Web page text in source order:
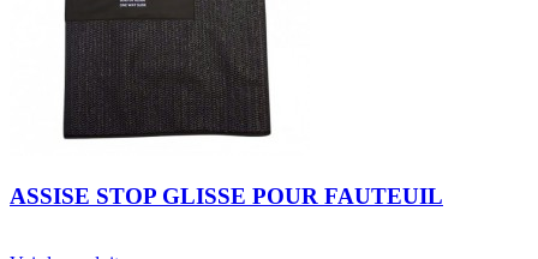
ASSISE STOP GLISSE POUR FAUTEUIL